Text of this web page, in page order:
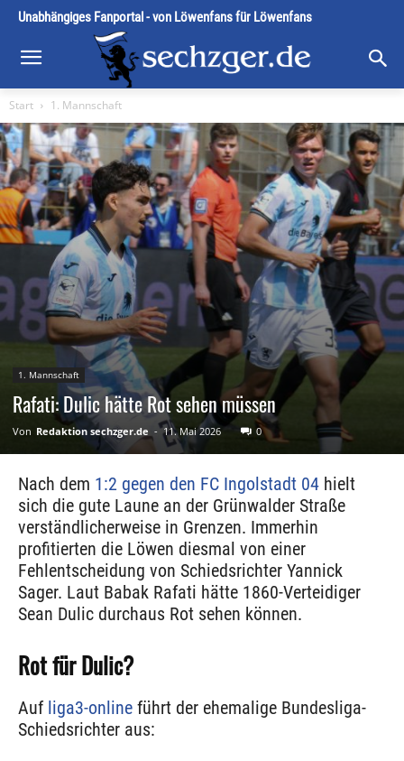
Unabhängiges Fanportal - von Löwenfans für Löwenfans
Start 1. Mannschaft
1. Mannschaft
Rafati: Dulic hätte Rot sehen müssen
Von Redaktion sechzger.de - 11. Mai 2026 0
Nach dem 1:2 gegen den FC Ingolstadt 04 hielt
sich die gute Laune an der Grünwalder Straße
verständlicherweise in Grenzen. Immerhin
profitierten die Löwen diesmal von einer
Fehlentscheidung von Schiedsrichter Yannick
Sager. Laut Babak Rafati hätte 1860-Verteidiger
Sean Dulic durchaus Rot sehen können.
Rot für Dulic?
Auf liga3-online führt der ehemalige Bundesliga-
Schiedsrichter aus: